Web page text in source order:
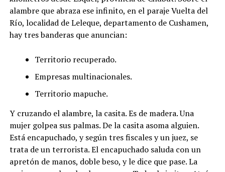
alambre que abraza ese infinito, en el paraje Vuelta del
Río, localidad de Leleque, departamento de Cushamen,
hay tres banderas que anuncian:
Territorio recuperado.
Empresas multinacionales.
Territorio mapuche.
Y cruzando el alambre, la casita. Es de madera. Una
mujer golpea sus palmas. De la casita asoma alguien.
Está encapuchado, y según tres fiscales y un juez, se
trata de un terrorista. El encapuchado saluda con un
apretón de manos, doble beso, y le dice que pase. La